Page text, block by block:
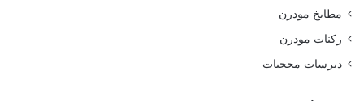
مطابخ مودرن
ركنات مودرن
ديرسات محجبات